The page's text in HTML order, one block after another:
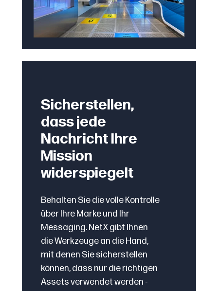
Sicherstellen,
dass jede
Nachricht Ihre
Mission
widerspiegelt
Behalten Sie die volle Kontrolle
über Ihre Marke und Ihr
Messaging. NetX gibt Ihnen
die Werkzeuge an die Hand,
mit denen Sie sicherstellen
können, dass nur die richtigen
Assets verwendet werden -